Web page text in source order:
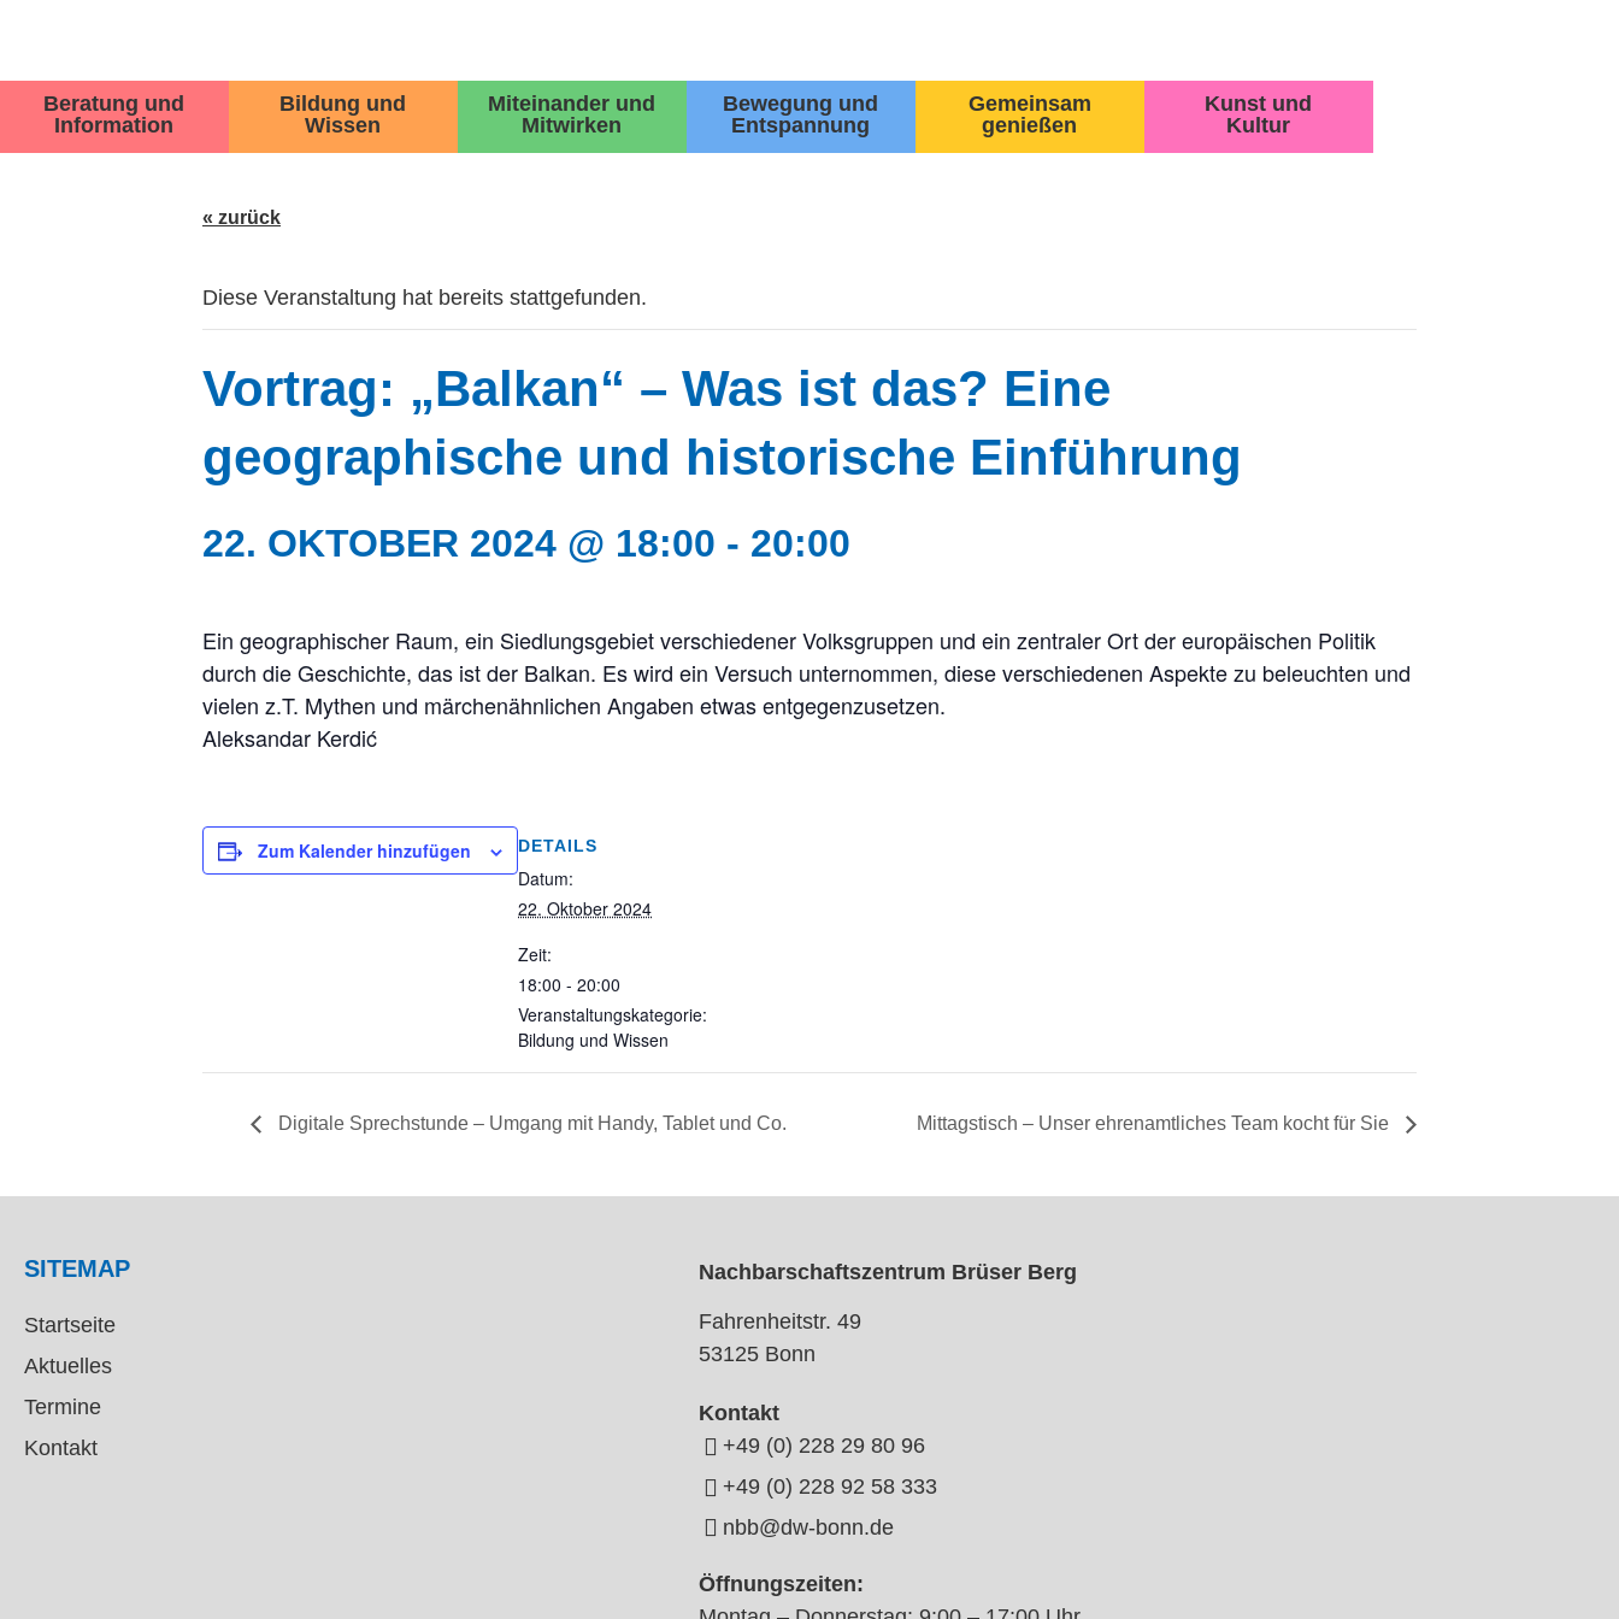
Beratung und
Information
Bildung und
Wissen
Miteinander und
Mitwirken
Bewegung und
Entspannung
Gemeinsam
genießen
Kunst und
Kultur
« zurück
Diese Veranstaltung hat bereits stattgefunden.
Vortrag: „Balkan“ – Was ist das? Eine
geographische und historische Einführung
22. OKTOBER 2024 @ 18:00 - 20:00
Ein geographischer Raum, ein Siedlungsgebiet verschiedener Volksgruppen und ein zentraler Ort der europäischen Politik
durch die Geschichte, das ist der Balkan. Es wird ein Versuch unternommen, diese verschiedenen Aspekte zu beleuchten und
vielen z.T. Mythen und märchenähnlichen Angaben etwas entgegenzusetzen.
Aleksandar Kerdić
Zum Kalender hinzufügen DETAILS
Datum:
22. Oktober 2024
Zeit:
18:00 - 20:00
Veranstaltungskategorie:
Bildung und Wissen
Digitale Sprechstunde – Umgang mit Handy, Tablet und Co. Mittagstisch – Unser ehrenamtliches Team kocht für Sie
SITEMAP
Startseite
Aktuelles
Termine
Kontakt
Nachbarschaftszentrum Brüser Berg
Fahrenheitstr. 49
53125 Bonn
Kontakt
+49 (0) 228 29 80 96
+49 (0) 228 92 58 333
nbb@dw-bonn.de
Öffnungszeiten: